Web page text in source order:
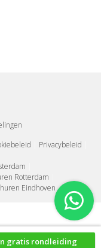
gratis rondleiding
Privacybeleid
Rotterdam
Eindhoven